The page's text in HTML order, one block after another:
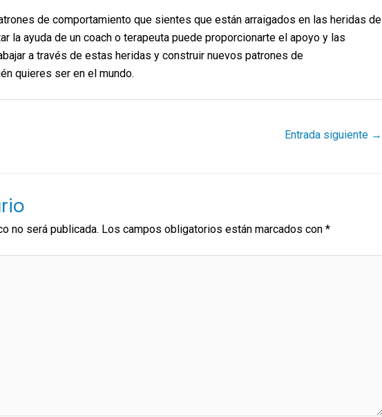
de comportamiento que sientes que están arraigados en las heridas de
la ayuda de un coach o terapeuta puede proporcionarte el apoyo y las
a través de estas heridas y construir nuevos patrones de
quieres ser en el mundo.
Entrada siguiente →
no será publicada. Los campos obligatorios están marcados con *